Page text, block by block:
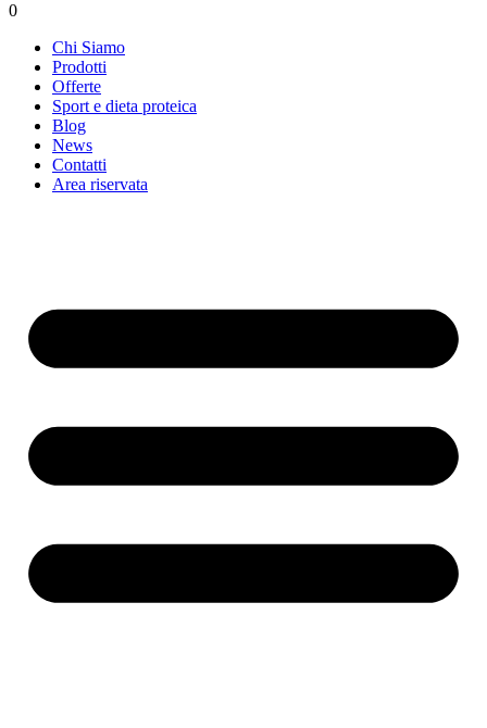
0
Chi Siamo
Prodotti
Offerte
Sport e dieta proteica
Blog
News
Contatti
Area riservata